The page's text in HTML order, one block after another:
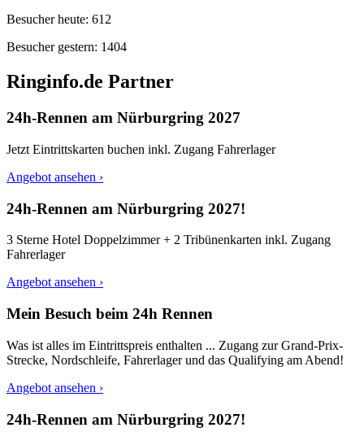
Besucher heute: 612
Besucher gestern: 1404
Ringinfo.de Partner
24h-Rennen am Nürburgring 2027
Jetzt Eintrittskarten buchen inkl. Zugang Fahrerlager
Angebot ansehen ›
24h-Rennen am Nürburgring 2027!
3 Sterne Hotel Doppelzimmer + 2 Tribünenkarten inkl. Zugang
Fahrerlager
Angebot ansehen ›
Mein Besuch beim 24h Rennen
Was ist alles im Eintrittspreis enthalten ... Zugang zur Grand-Prix-
Strecke, Nordschleife, Fahrerlager und das Qualifying am Abend!
Angebot ansehen ›
24h-Rennen am Nürburgring 2027!